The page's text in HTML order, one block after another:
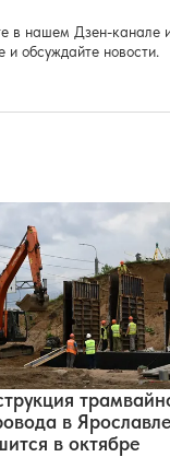
в нашем Дзен-канале
и обсуждайте новости.
в Ярославле
в октябре